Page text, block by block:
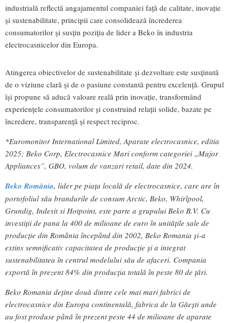
industrială reflectă angajamentul companiei față de calitate, inovație
și sustenabilitate, principii care consolidează încrederea
consumatorilor și susțin poziția de lider a Beko în industria
electrocasnicelor din Europa.
Atingerea obiectivelor de sustenabilitate și dezvoltare este susținută
de o viziune clară și de o pasiune constantă pentru excelență. Grupul
își propune să aducă valoare reală prin inovație, transformând
experiențele consumatorilor și construind relații solide, bazate pe
încredere, transparență și respect reciproc.
*Euromonitor International Limited, Aparate electrocasnice, editia
2025; Beko Corp, Electrocasnice Mari conform categoriei „Major
Appliances”, GBO, volum de vanzari retail, date din 2024.
Beko România, lider pe piața locală de electrocasnice, care are în
portofoliul său brandurile de consum Arctic, Beko, Whirlpool,
Grundig, Indesit si Hotpoint, este parte a grupului Beko B.V. Cu
investiții de pana la 400 de milioane de euro în unitățile sale de
producție din România începând din 2002, Beko Romania și-a
extins semnificativ capacitatea de producție și a integrat
sustenabilitatea în centrul modelului său de afaceri. Compania
exportă în prezent 84% din producția totală în peste 80 de țări.
Beko Romania deține două dintre cele mai mari fabrici de
electrocasnice din Europa continentală, fabrica de la Găești unde
au fost produse până în prezent peste 44 de milioane de aparate